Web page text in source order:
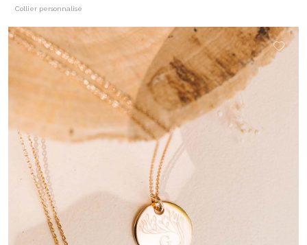
Collier personnalisé